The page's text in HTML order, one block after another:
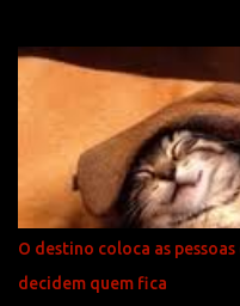
passou foi um ano cheio. Foi
mas também cheio de
espera demais das pessoas.
que decepcionou, o amor
vai ser diferente. Muda o
cheio de imperfeições, a
sempre é a que a gente
seu dia? Com seu bom
desejo para todos nós é
O destino coloca as
decidem quem fica